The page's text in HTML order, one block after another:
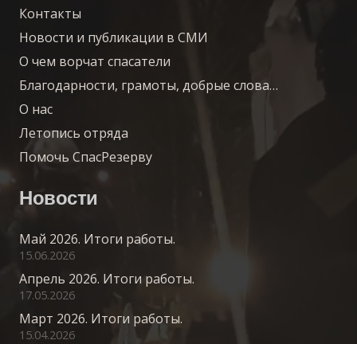
Контакты
Новости и публикации в СМИ
О чем ворчат спасатели
Благодарности, грамоты, добрые слова…
О нас
Летопись отряда
Помочь СпасРезерву
Новости
Май 2026. Итоги работы.
15.06.2026
Апрель 2026. Итоги работы.
17.05.2026
Март 2026. Итоги работы.
15.04.2026